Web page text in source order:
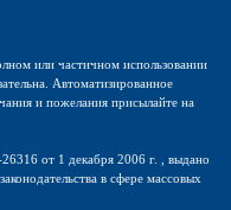
или частичном использовании
Автоматизированное
и пожелания присылайте на
от 1 декабря 2006 г. , выдано
в сфере массовых